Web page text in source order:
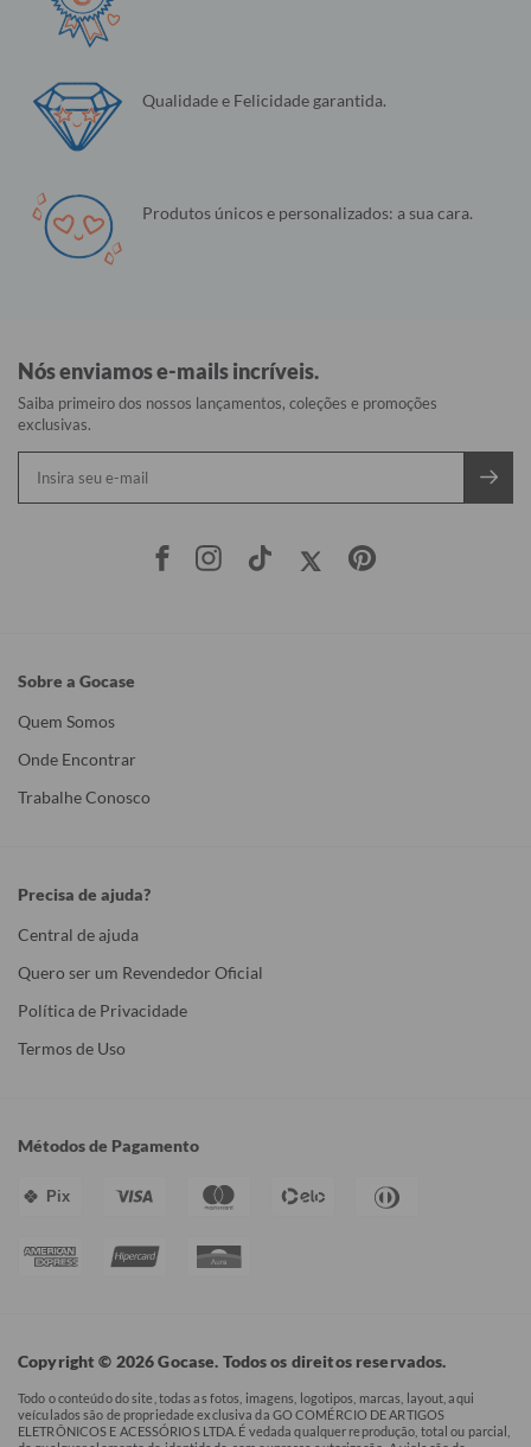
Qualidade e Felicidade garantida.
Produtos únicos e personalizados: a sua cara.
Nós enviamos e-mails incríveis.
Saiba primeiro dos nossos lançamentos, coleções e promoções
exclusivas.
Sobre a Gocase
Quem Somos
Onde Encontrar
Trabalhe Conosco
Precisa de ajuda?
Central de ajuda
Quero ser um Revendedor Oficial
Política de Privacidade
Termos de Uso
Métodos de Pagamento
Pix
Copyright © 2026 Gocase. Todos os direitos reservados.
Todo o conteúdo do site, todas as fotos, imagens, logotipos, marcas, layout, aqui
veículados são de propriedade exclusiva da GO COMÉRCIO DE ARTIGOS
ELETRÔNICOS E ACESSÓRIOS LTDA. É vedada qualquer reprodução, total ou parcial,